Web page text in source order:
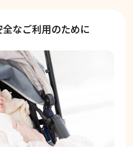
なご利用のために